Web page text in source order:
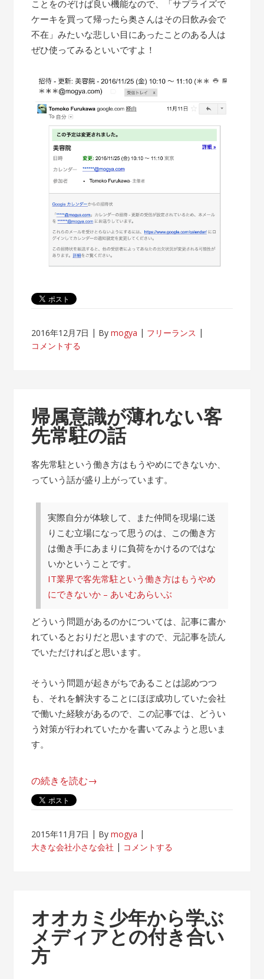
ことをのぞけば良い機能なので、「サプライズで
ケーキを買って帰ったら奥さんはその日飲み会で
不在」みたいな悲しい目にあったことのある人は
ぜひ使ってみるといいですよ！
2016年12月7日 Bymogya
フリーランス
コメントする
帰属意識が薄れない客
先常駐の話
客先常駐という働き方はもうやめにできないか、
っていう話が盛り上がっています。
実際自分が体験して、また仲間を現場に送
りこむ立場になって思うのは、この働き方
は働き手にあまりに負荷をかけるのではな
いかということです。
IT業界で客先常駐という働き方はもうやめ
にできないか – あいむあらいぶ
どういう問題があるのかについては、記事に書か
れているとおりだと思いますので、元記事を読ん
でいただければと思います。
そういう問題が起きがちであることは認めつつ
も、それを解決することにほぼ成功していた会社
で働いた経験があるので、この記事では、どうい
う対策が行われていたかを書いてみようと思いま
す。
“帰
属
が
客
先
常
駐
の続きを読む→
2015年11月7日 Bymogya
大きな会社小さな会社
コメントする
オオカミ少年から学ぶ
メディアとの付き合い
方